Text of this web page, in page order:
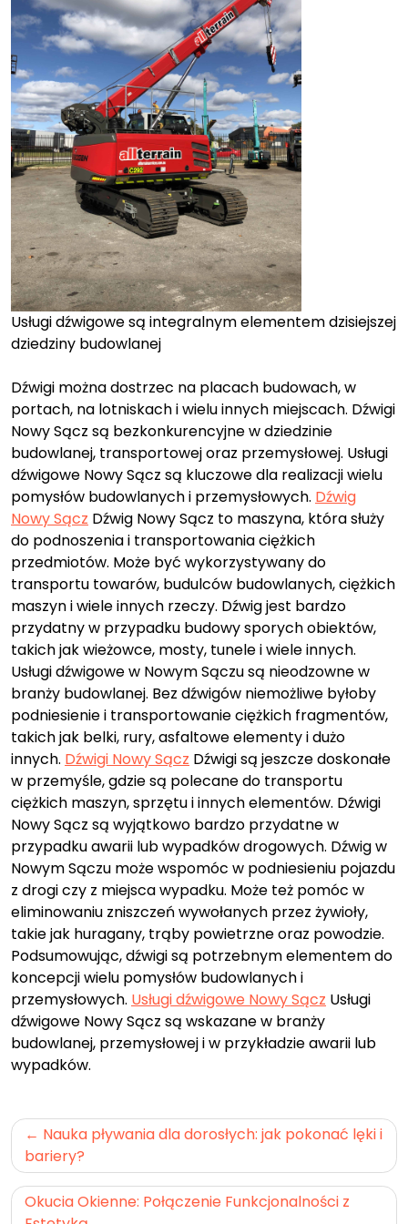
Usługi dźwigowe są integralnym elementem dzisiejszej
dziedziny budowlanej
Dźwigi można dostrzec na placach budowach, w
portach, na lotniskach i wielu innych miejscach. Dźwigi
Nowy Sącz są bezkonkurencyjne w dziedzinie
budowlanej, transportowej oraz przemysłowej. Usługi
dźwigowe Nowy Sącz są kluczowe dla realizacji wielu
pomysłów budowlanych i przemysłowych. Dźwig
Nowy Sącz Dźwig Nowy Sącz to maszyna, która służy
do podnoszenia i transportowania ciężkich
przedmiotów. Może być wykorzystywany do
transportu towarów, budulców budowlanych, ciężkich
maszyn i wiele innych rzeczy. Dźwig jest bardzo
przydatny w przypadku budowy sporych obiektów,
takich jak wieżowce, mosty, tunele i wiele innych.
Usługi dźwigowe w Nowym Sączu są nieodzowne w
branży budowlanej. Bez dźwigów niemożliwe byłoby
podniesienie i transportowanie ciężkich fragmentów,
takich jak belki, rury, asfaltowe elementy i dużo
innych. Dźwigi Nowy Sącz Dźwigi są jeszcze doskonałe
w przemyśle, gdzie są polecane do transportu
ciężkich maszyn, sprzętu i innych elementów. Dźwigi
Nowy Sącz są wyjątkowo bardzo przydatne w
przypadku awarii lub wypadków drogowych. Dźwig w
Nowym Sączu może wspomóc w podniesieniu pojazdu
z drogi czy z miejsca wypadku. Może też pomóc w
eliminowaniu zniszczeń wywołanych przez żywioły,
takie jak huragany, trąby powietrzne oraz powodzie.
Podsumowując, dźwigi są potrzebnym elementem do
koncepcji wielu pomysłów budowlanych i
przemysłowych. Usługi dźwigowe Nowy Sącz Usługi
dźwigowe Nowy Sącz są wskazane w branży
budowlanej, przemysłowej i w przykładzie awarii lub
wypadków.
Nawigacja
wpisu
Nauka pływania dla dorosłych: jak pokonać lęki i
bariery?
Okucia Okienne: Połączenie Funkcjonalności z